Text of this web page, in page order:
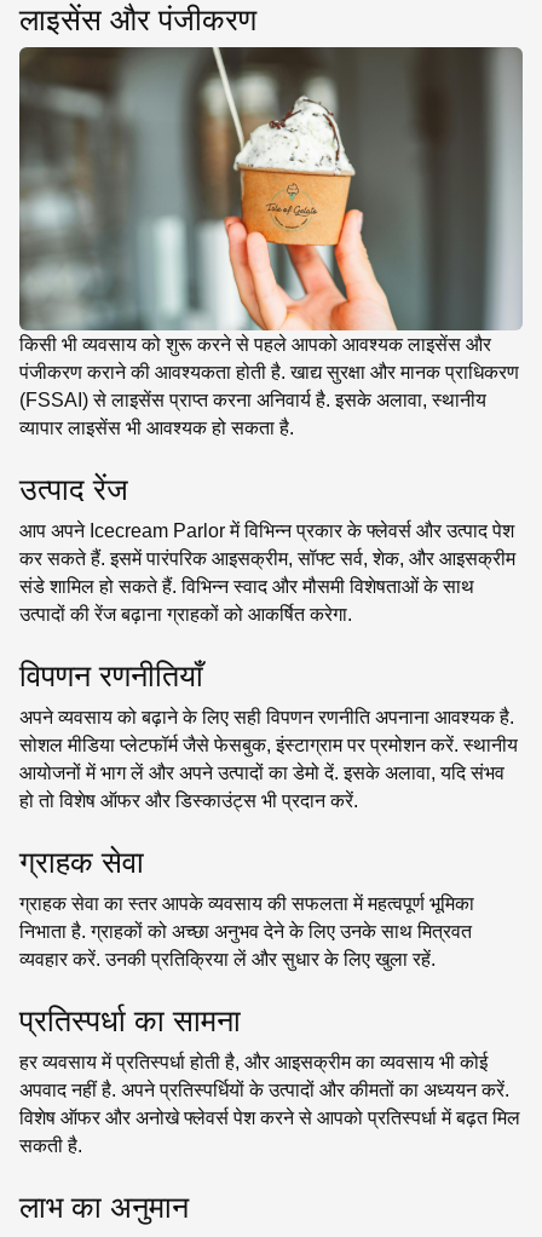
लाइसेंस और पंजीकरण
किसी भी व्यवसाय को शुरू करने से पहले आपको आवश्यक लाइसेंस और
पंजीकरण कराने की आवश्यकता होती है. खाद्य सुरक्षा और मानक प्राधिकरण
(FSSAI) से लाइसेंस प्राप्त करना अनिवार्य है. इसके अलावा, स्थानीय
व्यापार लाइसेंस भी आवश्यक हो सकता है.
उत्पाद रेंज
आप अपने Icecream Parlor में विभिन्न प्रकार के फ्लेवर्स और उत्पाद पेश
कर सकते हैं. इसमें पारंपरिक आइसक्रीम, सॉफ्ट सर्व, शेक, और आइसक्रीम
संडे शामिल हो सकते हैं. विभिन्न स्वाद और मौसमी विशेषताओं के साथ
उत्पादों की रेंज बढ़ाना ग्राहकों को आकर्षित करेगा.
विपणन रणनीतियाँ
अपने व्यवसाय को बढ़ाने के लिए सही विपणन रणनीति अपनाना आवश्यक है.
सोशल मीडिया प्लेटफॉर्म जैसे फेसबुक, इंस्टाग्राम पर प्रमोशन करें. स्थानीय
आयोजनों में भाग लें और अपने उत्पादों का डेमो दें. इसके अलावा, यदि संभव
हो तो विशेष ऑफर और डिस्काउंट्स भी प्रदान करें.
ग्राहक सेवा
ग्राहक सेवा का स्तर आपके व्यवसाय की सफलता में महत्वपूर्ण भूमिका
निभाता है. ग्राहकों को अच्छा अनुभव देने के लिए उनके साथ मित्रवत
व्यवहार करें. उनकी प्रतिक्रिया लें और सुधार के लिए खुला रहें.
प्रतिस्पर्धा का सामना
हर व्यवसाय में प्रतिस्पर्धा होती है, और आइसक्रीम का व्यवसाय भी कोई
अपवाद नहीं है. अपने प्रतिस्पर्धियों के उत्पादों और कीमतों का अध्ययन करें.
विशेष ऑफर और अनोखे फ्लेवर्स पेश करने से आपको प्रतिस्पर्धा में बढ़त मिल
सकती है.
लाभ का अनुमान